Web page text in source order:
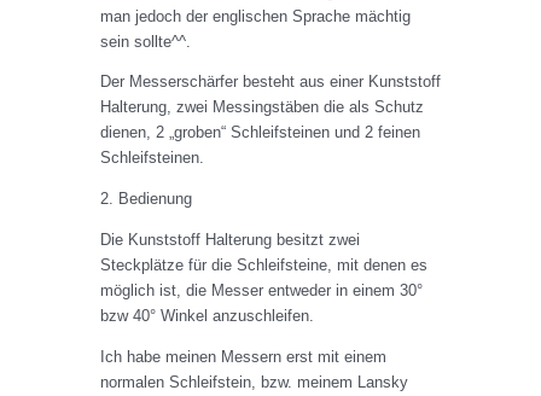
man jedoch der englischen Sprache mächtig
sein sollte^^.
Der Messerschärfer besteht aus einer Kunststoff
Halterung, zwei Messingstäben die als Schutz
dienen, 2 „groben“ Schleifsteinen und 2 feinen
Schleifsteinen.
2. Bedienung
Die Kunststoff Halterung besitzt zwei
Steckplätze für die Schleifsteine, mit denen es
möglich ist, die Messer entweder in einem 30°
bzw 40° Winkel anzuschleifen.
Ich habe meinen Messern erst mit einem
normalen Schleifstein, bzw. meinem Lansky